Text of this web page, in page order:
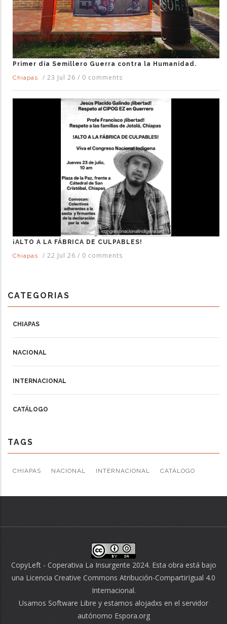
Primer día Semillero Guerra contra la Humanidad.
Chiapas
/ 23 Jul 26 / 0 comments
¡ALTO A LA FÁBRICA DE CULPABLES!
Chiapas
/ 22 Jul 26 / 0 comments
CATEGORIAS
CHIAPAS
NACIONAL
INTERNACIONAL
CATÁLOGO
TAGS
CHIAPAS NACIONAL INTERNACIONAL CATÁLOGO
CopyLeft - Coperativa La Insurgente 2024. Esta obra está bajo
una Licencia Creative Commons Atribución-CompartirIgual 4.0
Internacional.
Usamos Software Libre y estamos alojadxs en el servidor
autónomo Espora.org